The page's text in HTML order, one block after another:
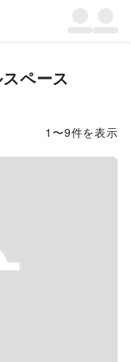
ペース
1 〜9件を表示